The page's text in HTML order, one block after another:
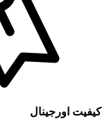
کیفیت اورجینال